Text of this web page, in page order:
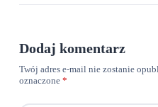
Dodaj komentarz
Twój adres e-mail nie zostanie
oznaczone *